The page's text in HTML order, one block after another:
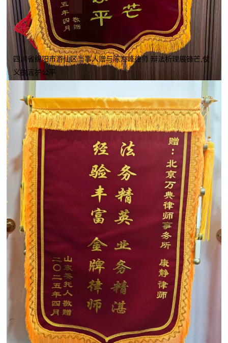
四川省绵阳市游仙区当事人赠与陈海峰律师 辩法析理展锋芒,仗
义执言护公平